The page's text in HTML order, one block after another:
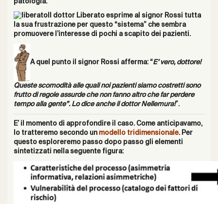
Il dottor Liberato esprime al signor Rossi tutta
la sua frustrazione per questo “sistema” che sembra
promuovere l’interesse di pochi a scapito dei pazienti.
A quel punto il signor Rossi afferma: “E’ vero, dottore!
Queste scomodità alle quali noi pazienti siamo costretti sono
frutto di regole assurde che non fanno altro che far perdere
tempo alla gente”. Lo dice anche il dottor Nellemura!”.
E’ il momento di approfondire il caso. Come anticipavamo,
lo tratteremo secondo un modello tridimensionale. Per
questo esploreremo passo dopo passo gli elementi
sintetizzati nella seguente figura: